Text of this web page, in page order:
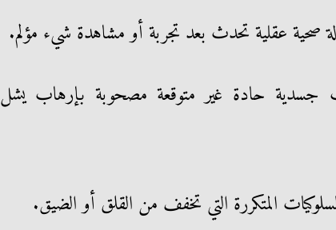
جسدية حادة غير متوقعة مصحوبة بإرهاب يشل